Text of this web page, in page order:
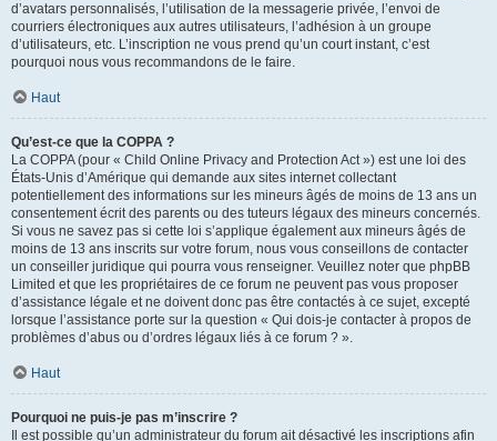
d’avatars personnalisés, l’utilisation de la messagerie privée, l’envoi de
courriers électroniques aux autres utilisateurs, l’adhésion à un groupe
d’utilisateurs, etc. L’inscription ne vous prend qu’un court instant, c’est
pourquoi nous vous recommandons de le faire.
Haut
Qu’est-ce que la COPPA ?
La COPPA (pour « Child Online Privacy and Protection Act ») est une loi des
États-Unis d’Amérique qui demande aux sites internet collectant
potentiellement des informations sur les mineurs âgés de moins de 13 ans un
consentement écrit des parents ou des tuteurs légaux des mineurs concernés.
Si vous ne savez pas si cette loi s’applique également aux mineurs âgés de
moins de 13 ans inscrits sur votre forum, nous vous conseillons de contacter
un conseiller juridique qui pourra vous renseigner. Veuillez noter que phpBB
Limited et que les propriétaires de ce forum ne peuvent pas vous proposer
d’assistance légale et ne doivent donc pas être contactés à ce sujet, excepté
lorsque l’assistance porte sur la question « Qui dois-je contacter à propos de
problèmes d’abus ou d’ordres légaux liés à ce forum ? ».
Haut
Pourquoi ne puis-je pas m’inscrire ?
Il est possible qu’un administrateur du forum ait désactivé les inscriptions afin